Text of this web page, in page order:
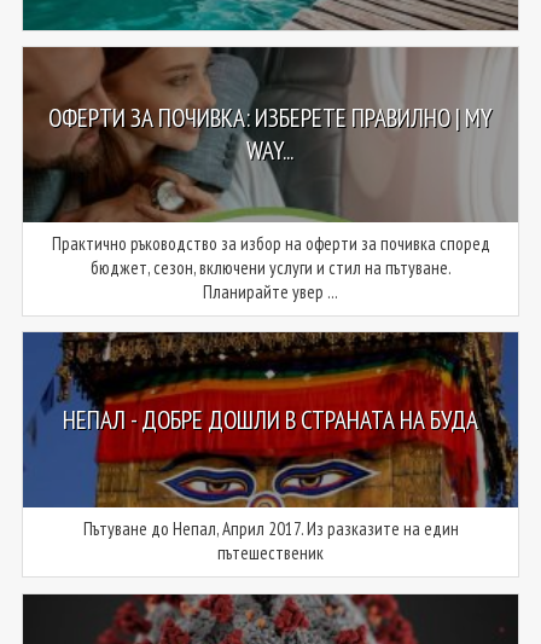
ОФЕРТИ ЗА ПОЧИВКА: ИЗБЕРЕТЕ ПРАВИЛНО | MY
WAY...
Практично ръководство за избор на оферти за почивка според
бюджет, сезон, включени услуги и стил на пътуване.
Планирайте увер ...
НЕПАЛ - ДОБРЕ ДОШЛИ В СТРАНАТА НА БУДА
Пътуване до Непал, Април 2017. Из разказите на един
пътешественик